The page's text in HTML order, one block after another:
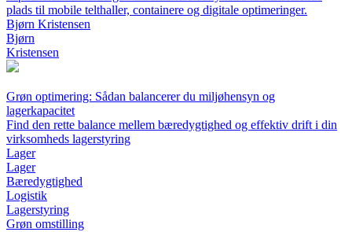
plads til mobile telthaller, containere og digitale optimeringer.
Bjørn Kristensen
Bjørn
Kristensen
Grøn optimering: Sådan balancerer du miljøhensyn og
lagerkapacitet
Find den rette balance mellem bæredygtighed og effektiv drift i din
virksomheds lagerstyring
Lager
Lager
Bæredygtighed
Logistik
Lagerstyring
Grøn omstilling